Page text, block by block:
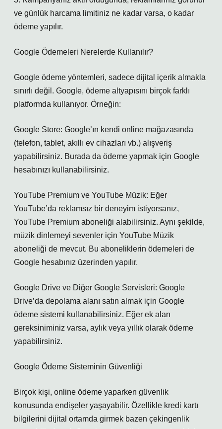
ve günlük harcama limitiniz ne kadar varsa, o kadar
ödeme yapılır.
Google Ödemeleri Nerelerde Kullanılır?
Google ödeme yöntemleri, sadece dijital içerik almakla
sınırlı değil. Google, ödeme altyapısını birçok farklı
platformda kullanıyor. Örneğin:
Google Store: Google’ın kendi online mağazasında
(telefon, tablet, akıllı ev cihazları vb.) alışveriş
yapabilirsiniz. Burada da ödeme yapmak için Google
hesabınızı kullanabilirsiniz.
YouTube Premium ve YouTube Müzik: Eğer
YouTube’da reklamsız bir deneyim istiyorsanız,
YouTube Premium aboneliği alabilirsiniz. Aynı şekilde,
müzik dinlemeyi sevenler için YouTube Müzik
aboneliği de mevcut. Bu aboneliklerin ödemeleri de
Google hesabınız üzerinden yapılır.
Google Drive ve Diğer Google Servisleri: Google
Drive’da depolama alanı satın almak için Google
ödeme sistemi kullanabilirsiniz. Eğer ek alan
gereksiniminiz varsa, aylık veya yıllık olarak ödeme
yapabilirsiniz.
Google Ödeme Sisteminin Güvenliği
Birçok kişi, online ödeme yaparken güvenlik
konusunda endişeler yaşayabilir. Özellikle kredi kartı
bilgilerini dijital ortamda girmek bazen çekingenlik